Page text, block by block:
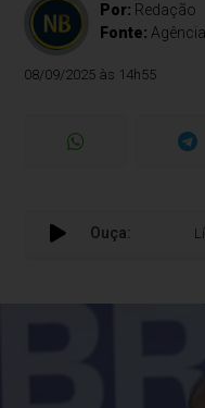
Por: Redação
Fonte:
08/09/2025 às 14h55
Ouça: